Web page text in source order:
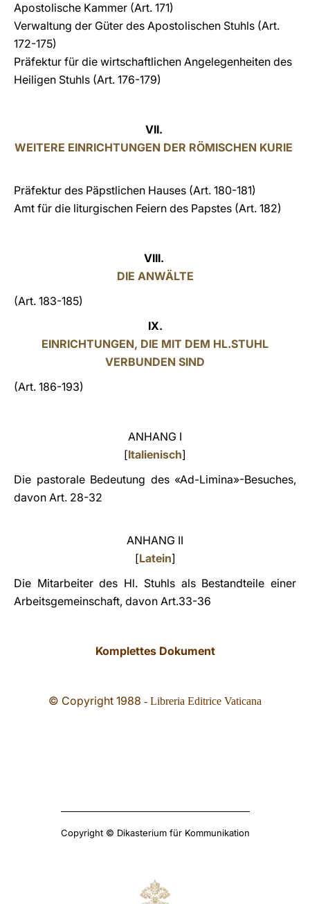
Apostolische Kammer (Art. 171)
Verwaltung der Güter des Apostolischen Stuhls (Art.
172-175)
Präfektur für die wirtschaftlichen Angelegenheiten des
Heiligen Stuhls (Art. 176-179)
VII.
WEITERE EINRICHTUNGEN DER RÖMISCHEN KURIE
Präfektur des Päpstlichen Hauses (Art. 180-181)
Amt für die liturgischen Feiern des Papstes (Art. 182)
VIII.
DIE ANWÄLTE
(Art. 183-185)
IX.
EINRICHTUNGEN, DIE MIT DEM HL.STUHL
VERBUNDEN SIND
(Art. 186-193)
ANHANG I
[Italienisch]
Die pastorale Bedeutung des «Ad-Limina»-Besuches,
davon Art. 28-32
ANHANG II
[Latein]
Die Mitarbeiter des Hl. Stuhls als Bestandteile einer
Arbeitsgemeinschaft, davon Art.33-36
Komplettes Dokument
© Copyright 1988 - Libreria Editrice Vaticana
Copyright © Dikasterium für Kommunikation